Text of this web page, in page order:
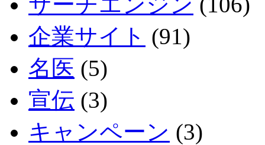
企業サイト (91)
名医 (5)
宣伝 (3)
キャンペーン (3)